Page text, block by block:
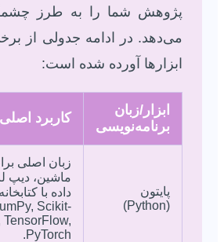
پژوهش شما را به طرز
می‌دهد. در ادامه جدولی از
ابزارها آورده شده است:
ابزار/زبان
برنامه‌نویسی
کاربرد اصلی
پایتون
(Python)
زبان اصلی
ماشین، دیپ
داده با
Scikit-
TensorFlow,
PyTorch.